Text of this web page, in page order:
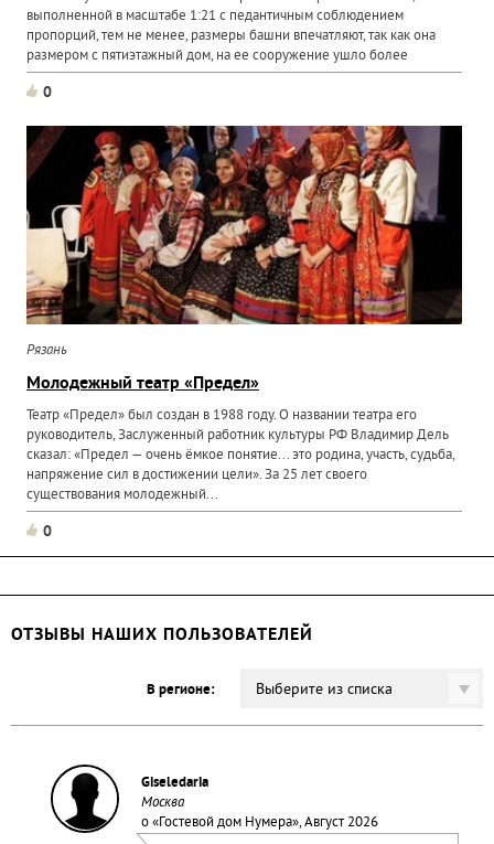
выполненной в масштабе 1:21 с педантичным соблюдением
пропорций, тем не менее, размеры башни впечатляют, так как она
размером с пятиэтажный дом, на ее сооружение ушло более
восьми...
0
Рязань
Молодежный театр «Предел»
Театр «Предел» был создан в 1988 году. О названии театра его
руководитель, Заслуженный работник культуры РФ Владимир Дель
сказал: «Предел — очень ёмкое понятие... это родина, участь, судьба,
напряжение сил в достижении цели». За 25 лет своего
существования молодежный...
0
ОТЗЫВЫ НАШИХ ПОЛЬЗОВАТЕЛЕЙ
В регионе: Выберите из списка
Giseledaria
Москва
о «Гостевой дом Нумера», Август 2026